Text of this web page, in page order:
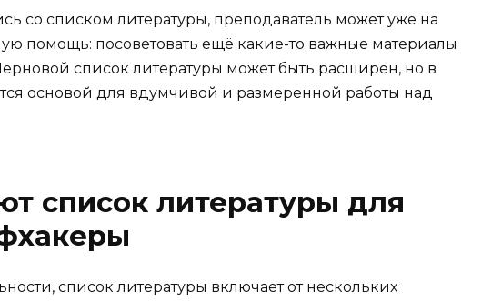
со списком литературы, преподаватель может уже на
помощь: посоветовать ещё какие-то важные материалы
список литературы может быть расширен, но в
основой для вдумчивой и размеренной работы над
список литературы для
список литературы включает от нескольких